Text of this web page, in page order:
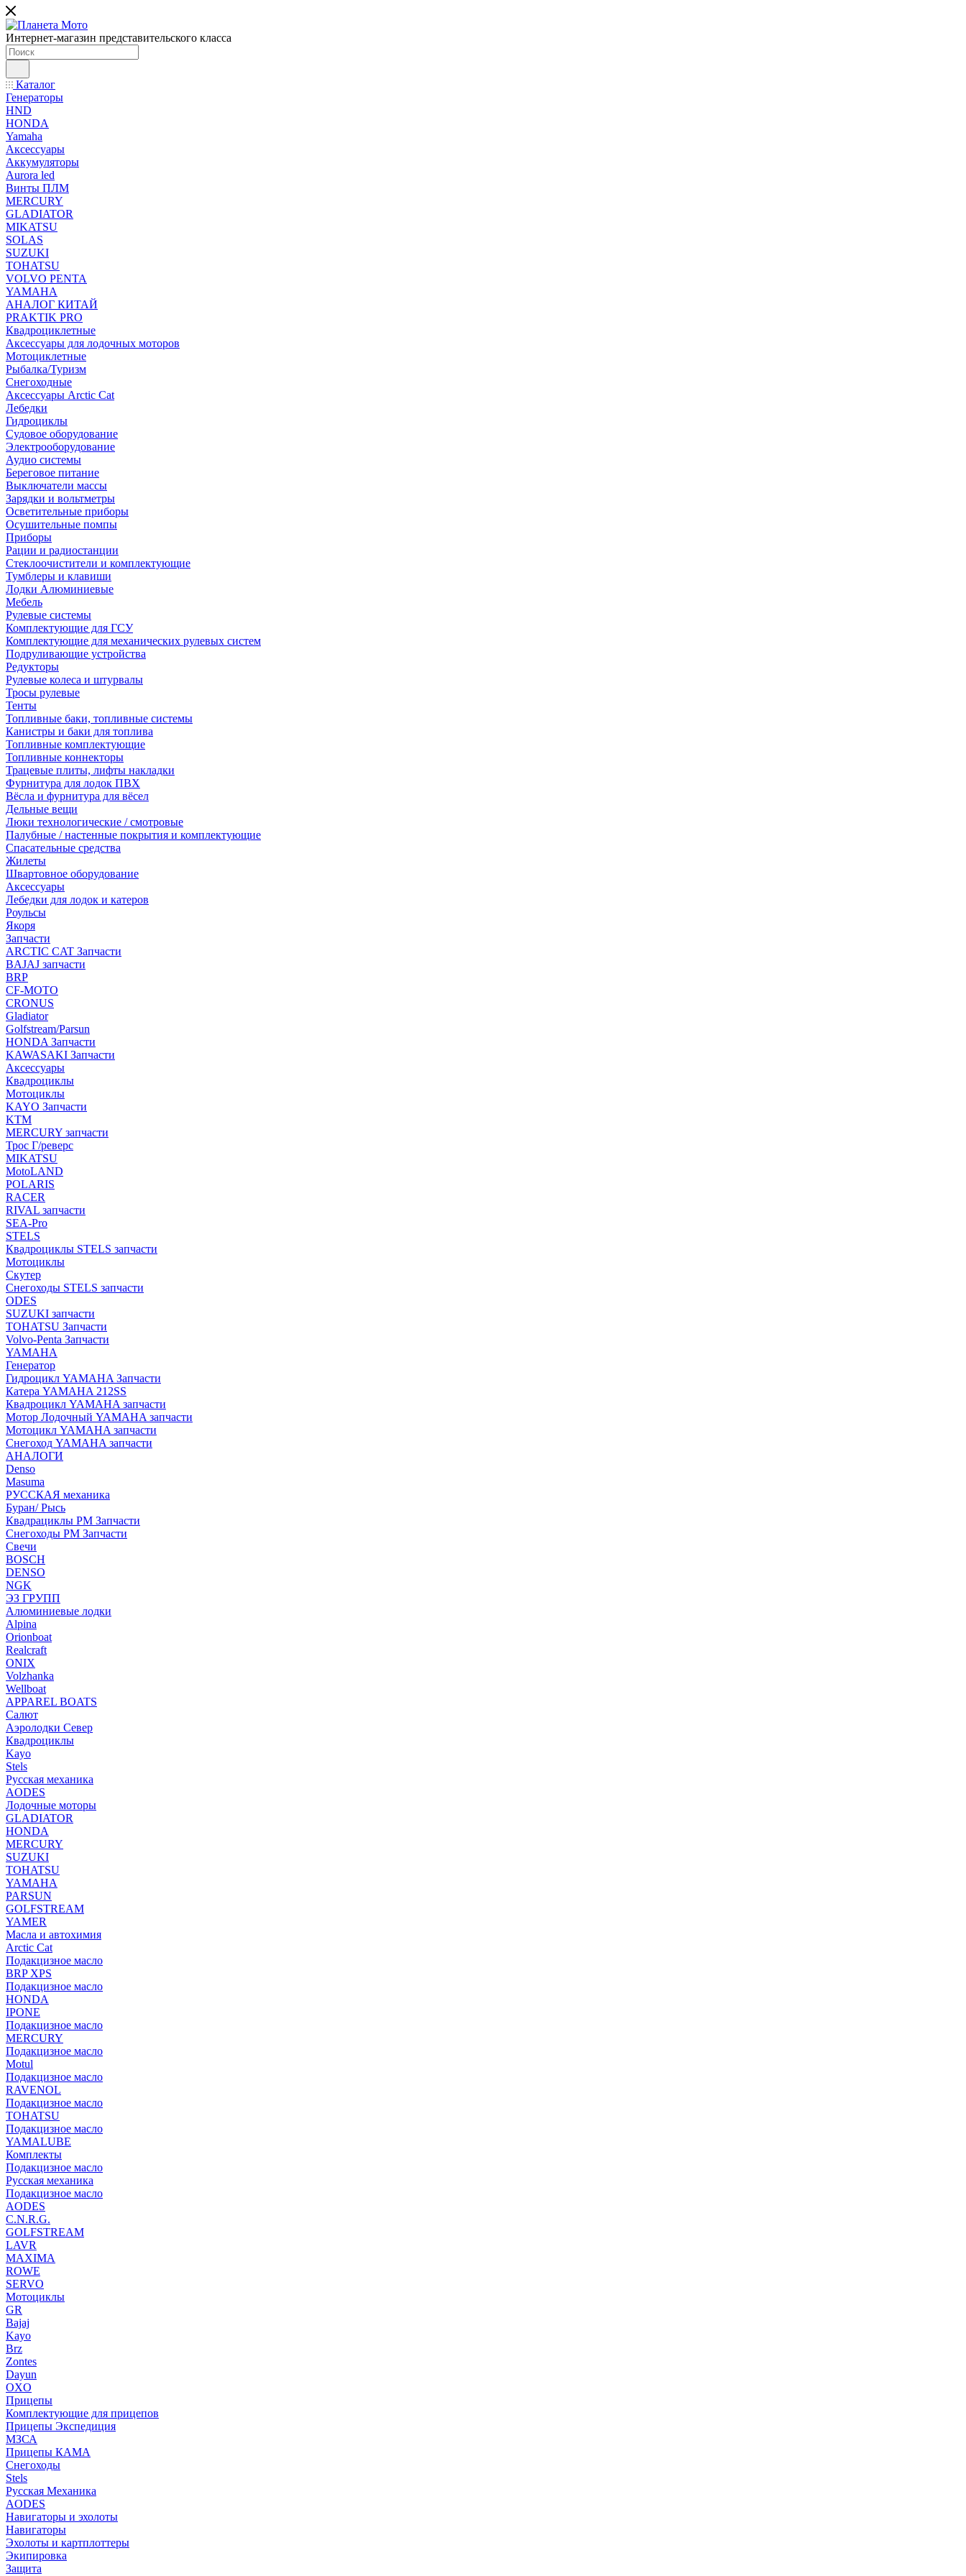
Интернет-магазин представительского класса
Каталог
Генераторы
HND
HONDA
Yamaha
Аксессуары
Аккумуляторы
Aurora led
Винты ПЛМ
MERCURY
GLADIATOR
MIKATSU
SOLAS
SUZUKI
TOHATSU
VOLVO PENTA
YAMAHA
АНАЛОГ КИТАЙ
PRAKTIK PRO
Квадроциклетные
Аксессуары для лодочных моторов
Мотоциклетные
Рыбалка/Туризм
Снегоходные
Аксессуары Arctic Cat
Лебедки
Гидроциклы
Судовое оборудование
Электрооборудование
Аудио системы
Береговое питание
Выключатели массы
Зарядки и вольтметры
Осветительные приборы
Осушительные помпы
Приборы
Рации и радиостанции
Стеклоочистители и комплектующие
Тумблеры и клавиши
Лодки Алюминиевые
Мебель
Рулевые системы
Комплектующие для ГСУ
Комплектующие для механических рулевых систем
Подруливающие устройства
Редукторы
Рулевые колеса и штурвалы
Тросы рулевые
Тенты
Топливные баки, топливные системы
Канистры и баки для топлива
Топливные комплектующие
Топливные коннекторы
Трацевые плиты, лифты накладки
Фурнитура для лодок ПВХ
Вёсла и фурнитура для вёсел
Дельные вещи
Люки технологические / смотровые
Палубные / настенные покрытия и комплектующие
Спасательные средства
Жилеты
Швартовное оборудование
Аксессуары
Лебедки для лодок и катеров
Роульсы
Якоря
Запчасти
ARCTIC CAT Запчасти
BAJAJ запчасти
BRP
CF-MOTO
CRONUS
Gladiator
Golfstream/Parsun
HONDA Запчасти
KAWASAKI Запчасти
Аксессуары
Квадроциклы
Мотоциклы
KAYO Запчасти
KTM
MERCURY запчасти
Трос Г/реверс
MIKATSU
MotoLAND
POLARIS
RACER
RIVAL запчасти
SEA-Pro
STELS
Квадроциклы STELS запчасти
Мотоциклы
Скутер
Снегоходы STELS запчасти
ODES
SUZUKI запчасти
TOHATSU Запчасти
Volvo-Penta Запчасти
YAMAHA
Генератор
Гидроцикл YAMAHA Запчасти
Катера YAMAHA 212SS
Квадроцикл YAMAHA запчасти
Мотор Лодочный YAMAHA запчасти
Мотоцикл YAMAHA запчасти
Снегоход YAMAHA запчасти
АНАЛОГИ
Denso
Masuma
РУССКАЯ механика
Буран/ Рысь
Квадрациклы РМ Запчасти
Снегоходы РМ Запчасти
Свечи
BOSCH
DENSO
NGK
ЭЗ ГРУПП
Алюминиевые лодки
Alpina
Orionboat
Realcraft
ONIX
Volzhanka
Wellboat
АPPAREL BOATS
Салют
Аэролодки Север
Квадроциклы
Kayo
Stels
Русская механика
AODES
Лодочные моторы
GLADIATOR
HONDA
MERCURY
SUZUKI
TOHATSU
YAMAHA
PARSUN
GOLFSTREAM
YAMER
Масла и автохимия
Arctic Cat
Подакцизное масло
BRP XPS
Подакцизное масло
HONDA
IPONE
Подакцизное масло
MERCURY
Подакцизное масло
Motul
Подакцизное масло
RAVENOL
Подакцизное масло
TOHATSU
Подакцизное масло
YAMALUBE
Комплекты
Подакцизное масло
Русская механика
Подакцизное масло
AODES
C.N.R.G.
GOLFSTREAM
LAVR
MAXIMA
ROWE
SERVO
Мотоциклы
GR
Bajaj
Kayo
Brz
Zontes
Dayun
OXO
Прицепы
Комплектующие для прицепов
Прицепы Экспедиция
МЗСА
Прицепы КАМА
Снегоходы
Stels
Русская Механика
AODES
Навигаторы и эхолоты
Навигаторы
Эхолоты и картплоттеры
Экипировка
Защита